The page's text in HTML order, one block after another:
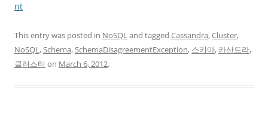
nt
This entry was posted in NoSQLand tagged Cassandra,Cluster,
NoSQL,Schema,SchemaDisagreementException, 스키마, 카산드라,
클러스터 on March 6, 2012.